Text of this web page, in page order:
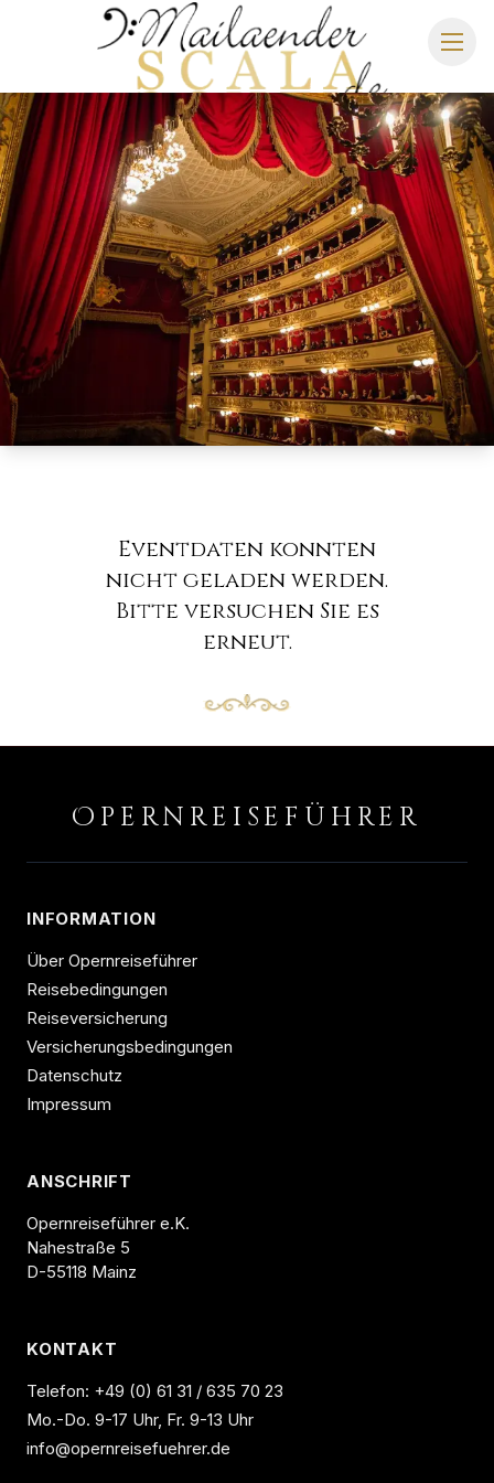
MAILÄNDER SCALA
SPIELPLAN 2026/2027
SITZPLAN HOTELS
Eventdaten konnten
nicht geladen werden.
Bitte versuchen Sie es
erneut.
O PERNREISEFÜHRER
INFORMATION
Über Opernreiseführer
Reisebedingungen
Reiseversicherung
Versicherungsbedingungen
Datenschutz
Impressum
ANSCHRIFT
Opernreiseführer e.K.
Nahestraße 5
D-55118 Mainz
KONTAKT
Telefon: +49 (0) 61 31 / 635 70 23
Mo.-Do. 9-17 Uhr, Fr. 9-13 Uhr
info@opernreisefuehrer.de